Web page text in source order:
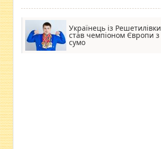
Українець із Решетилівки
став чемпіоном Європи з
сумо